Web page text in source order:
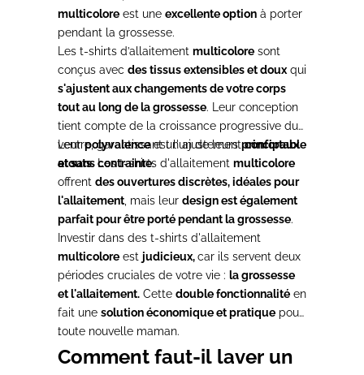
multicolore est une excellente option à porter
pendant la grossesse.
Les t-shirts d’allaitement multicolore sont
conçus avec des tissus extensibles et doux qui
s'ajustent aux changements de votre corps
tout au long de la grossesse. Leur conception
tient compte de la croissance progressive du
ventre, garantissant un ajustementconfortable
et sans contrainte.
Leurpolyvalenceest l'un de leursprincipaux
atouts. Les t-shirts d'allaitement multicolore
offrent des ouvertures discrètes, idéales pour
l'allaitement , mais leur design est également
parfait pour être porté pendant la grossesse.
Investir dans des t-shirts d'allaitement
multicolore est judicieux,car ils servent deux
périodes cruciales de votre vie : la grossesse
et l'allaitement. Cette double fonctionnalité en
fait une solution économique et pratique pour
toute nouvelle maman.
.
Comment faut-il laver un